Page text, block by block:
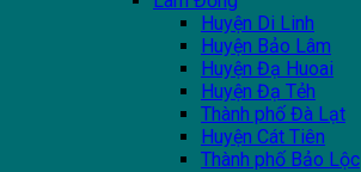
Huyện Di Linh
Huyện Bảo Lâm
Huyện Đạ Huoai
Huyện Đạ Tẻh
Thành phố Đà Lạt
Huyện Cát Tiên
Thành phố Bảo Lộc